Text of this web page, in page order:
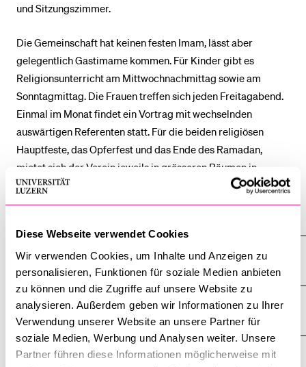
Diese Webseite verwendet Cookies
Wir verwenden Cookies, um Inhalte und Anzeigen zu
personalisieren, Funktionen für soziale Medien anbieten
zu können und die Zugriffe auf unsere Website zu
analysieren. Außerdem geben wir Informationen zu Ihrer
Verwendung unserer Website an unsere Partner für
soziale Medien, Werbung und Analysen weiter. Unsere
Partner führen diese Informationen möglicherweise mit
und Sitzungszimmer.
Die Gemeinschaft hat keinen festen Imam, lässt aber
gelegentlich Gastimame kommen. Für Kinder gibt es
Religionsunterricht am Mittwochnachmittag sowie am
Sonntagmittag. Die Frauen treffen sich jeden Freitagabend.
Einmal im Monat findet ein Vortrag mit wechselnden
auswärtigen Referenten statt. Für die beiden religiösen
Hauptfeste, das Opferfest und das Ende des Ramadan,
mietet sich der Verein jeweils in grösseren Räumen in
Emmenbrücke ein.
Sektionen
öffnen
Galerie
Adresse und Kontakt